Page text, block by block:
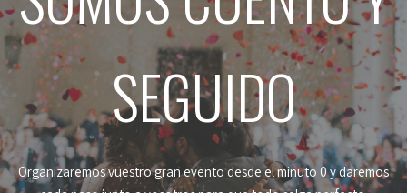
SEGUIDO
Organizaremos vuestro gran evento desde el minuto 0 y daremos